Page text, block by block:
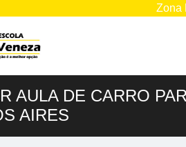
Zona
AULA DE CARRO
AIRES